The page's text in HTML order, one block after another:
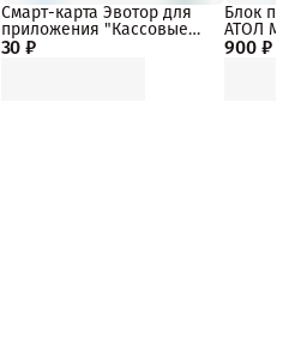
30 ₽
Смарт-карта Эвотор для
приложения "Кассовые
сервисы"
900 ₽
Блок
АТОЛ